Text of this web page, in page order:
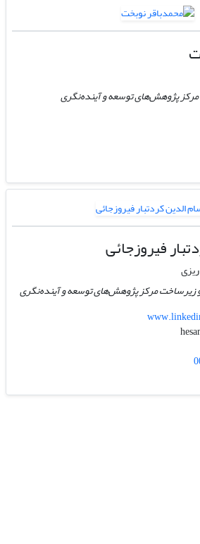
پژوهش‌های توسعه و آینده‌نگری
فیروزجائی
زیرساخت مرکز پژوهش‌های توسعه و آینده‌نگری